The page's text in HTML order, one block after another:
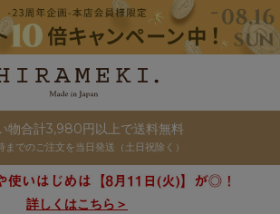
物合計3,980円以上で送料無料
でのご注文を当日発送（土日祝除く）
詳しくはこちら＞